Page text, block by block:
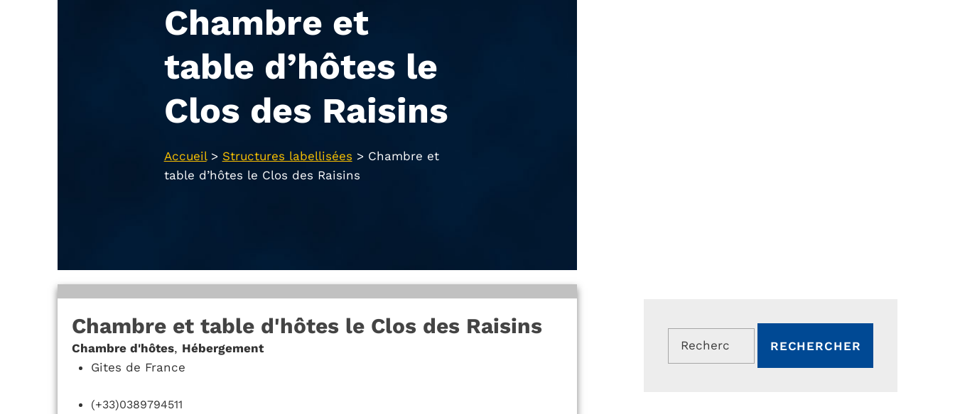
Chambre et
table d’hôtes le
Clos des Raisins
Accueil> Structures labellisées > Chambre et
table d’hôtes le Clos des Raisins
Chambre et table d'hôtes le Clos des Raisins
Chambre d'hôtes, Hébergement
Gites de France
(+33)0389794511
Rechercher :